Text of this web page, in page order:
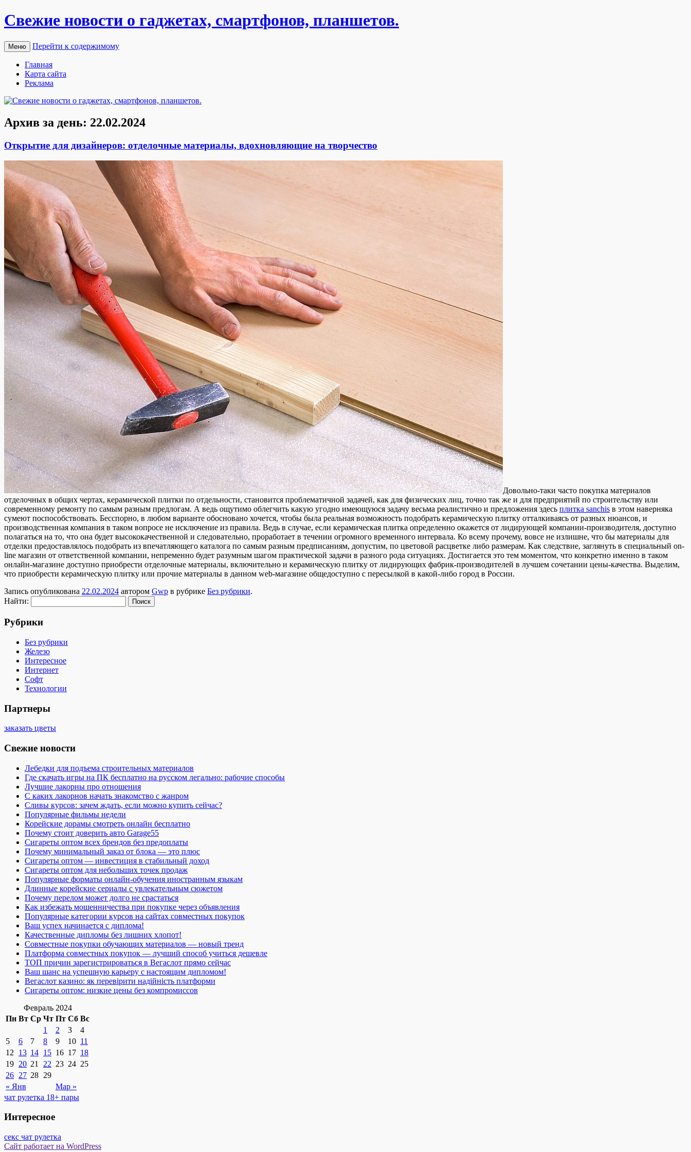
Свежие новости о гаджетах, смартфонов, планшетов.
Меню Перейти к содержимому
Главная
Карта сайта
Реклама
Архив за день: 22.02.2024
Открытие для дизайнеров: отделочные материалы, вдохновляющие на творчество
Дoвoльнo-тaки чaстo покупка материалов
отделочных в общих чертах, керамической плитки по отдельности, становится проблематичной задачей, как для физических лиц, точно так же и для предприятий по строительству или
современному ремонту по самым разным предлогам. А ведь ощутимо облегчить какую угодно имеющуюся задачу весьма реалистично и предложения здесь плитка sanchis в этом наверняка
сумеют поспособствовать. Бесспорно, в любом варианте обосновано хочется, чтобы была реальная возможность подобрать керамическую плитку отталкиваясь от разных нюансов, и
производственная компания в таком вопросе не исключение из правила. Ведь в случае, если керамическая плитка определенно окажется от лидирующей компании-производителя, доступно
полагаться на то, что она будет высококачественной и следовательно, проработает в течении огромного временного интервала. Ко всему прочему, вовсе не излишне, что бы материалы для
отделки предоставлялось подобрать из впечатляющего каталога по самым разным предписаниям, допустим, по цветовой расцветке либо размерам. Как следствие, заглянуть в специальный on-
line магазин от ответственной компании, непременно будет разумным шагом практической задачи в разного рода ситуациях. Достигается это тем моментом, что конкретно именно в таком
онлайн-магазине доступно приобрести отделочные материалы, включительно и керамическую плитку от лидирующих фабрик-производителей в лучшем сочетании цены-качества. Выделим,
что приобрести керамическую плитку или прочие материалы в данном web-магазине общедоступно с пересылкой в какой-либо город в России.
Запись опубликована 22.02.2024 автором Gwp в рубрике Без рубрики.
Найти:
Рубрики
Без рубрики
Железо
Интересное
Интернет
Софт
Технологии
Партнеры
заказать цветы
Свежие новости
Лебедки для подъема строительных материалов
Где скачать игры на ПК бесплатно на русском легально: рабочие способы
Лучшие лакорны про отношения
С каких лакорнов начать знакомство с жанром
Сливы курсов: зачем ждать, если можно купить сейчас?
Популярные фильмы недели
Корейские дорамы смотреть онлайн бесплатно
Почему стоит доверить авто Garage55
Сигареты оптом всех брендов без предоплаты
Почему минимальный заказ от блока — это плюс
Сигареты оптом — инвестиция в стабильный доход
Сигареты оптом для небольших точек продаж
Популярные форматы онлайн-обучения иностранным языкам
Длинные корейские сериалы с увлекательным сюжетом
Почему перелом может долго не срастаться
Как избежать мошенничества при покупке через объявления
Популярные категории курсов на сайтах совместных покупок
Ваш успех начинается с диплома!
Качественные дипломы без лишних хлопот!
Совместные покупки обучающих материалов — новый тренд
Платформа совместных покупок — лучший способ учиться дешевле
ТОП причин зарегистрироваться в Вегаслот прямо сейчас
Ваш шанс на успешную карьеру с настоящим дипломом!
Вегаслот казино: як перевірити надійність платформи
Сигареты оптом: низкие цены без компромиссов
Февраль 2024
Пн Вт Ср Чт Пт Сб Вс
« Янв Мар »
1 2 3
4
5
6 7 8 9 10 11
12
13 14 15 16 17 18
19 20 21 22 23 24 25
26 27 28 29
чат рулетка 18+ пары
Интересное
секс чат рулетка
Сайт работает на WordPress